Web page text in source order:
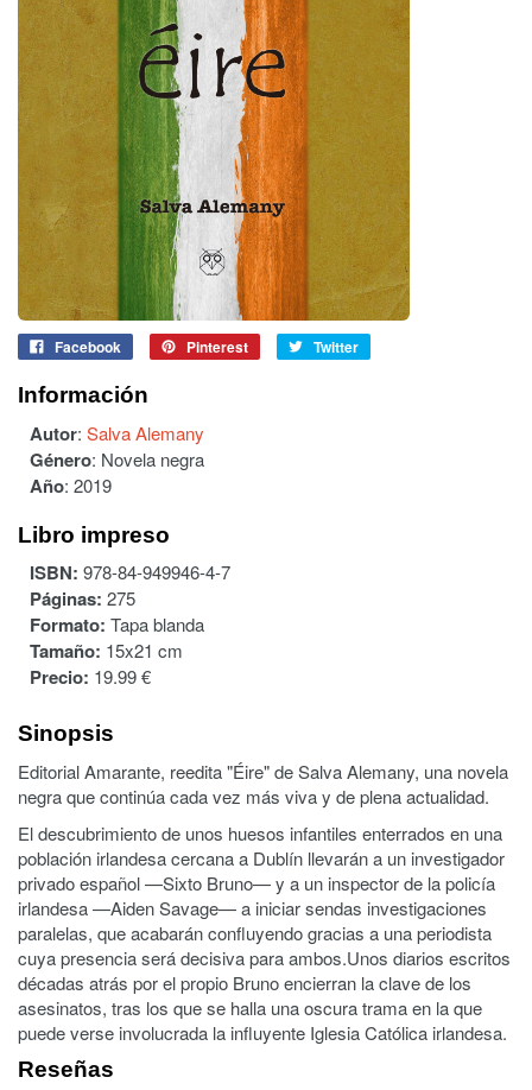
Facebook Pinterest Twitter
Información
Autor: Salva Alemany
Género: Novela negra
Año: 2019
Libro impreso
ISBN: 978-84-949946-4-7
Páginas: 275
Formato: Tapa blanda
Tamaño: 15x21 cm
Precio: 19.99 €
Sinopsis
Editorial Amarante, reedita "Éire" de Salva Alemany, una novela
negra que continúa cada vez más viva y de plena actualidad.
El descubrimiento de unos huesos infantiles enterrados en una
población irlandesa cercana a Dublín llevarán a un investigador
privado español —Sixto Bruno— y a un inspector de la policía
irlandesa —Aiden Savage— a iniciar sendas investigaciones
paralelas, que acabarán confluyendo gracias a una periodista
cuya presencia será decisiva para ambos.Unos diarios escritos
décadas atrás por el propio Bruno encierran la clave de los
asesinatos, tras los que se halla una oscura trama en la que
puede verse involucrada la influyente Iglesia Católica irlandesa.
Reseñas